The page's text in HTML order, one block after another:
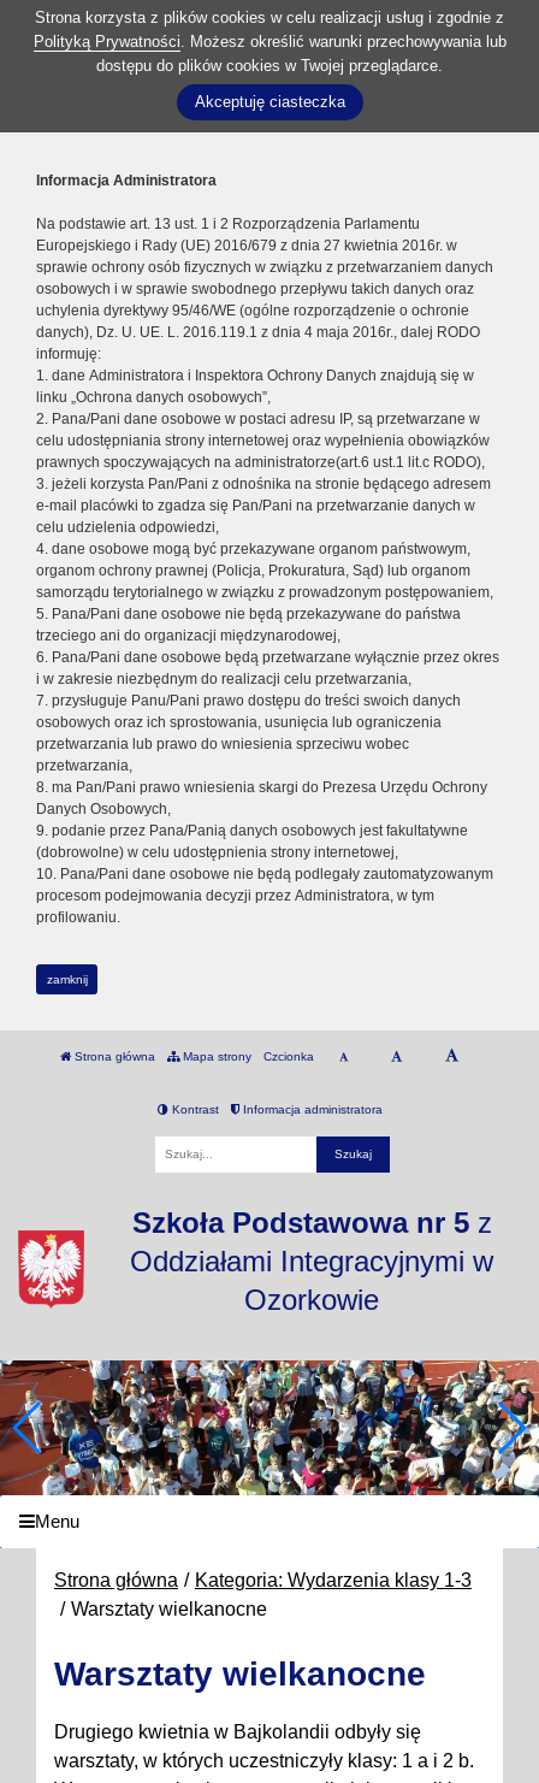
Strona korzysta z plików cookies w celu realizacji usług i zgodnie z
Polityką Prywatności. Możesz określić warunki przechowywania lub
dostępu do plików cookies w Twojej przeglądarce.
Akceptuję ciasteczka
Informacja Administratora
Na podstawie art. 13 ust. 1 i 2 Rozporządzenia Parlamentu
Europejskiego i Rady (UE) 2016/679 z dnia 27 kwietnia 2016r. w
sprawie ochrony osób fizycznych w związku z przetwarzaniem danych
osobowych i w sprawie swobodnego przepływu takich danych oraz
uchylenia dyrektywy 95/46/WE (ogólne rozporządzenie o ochronie
danych), Dz. U. UE. L. 2016.119.1 z dnia 4 maja 2016r., dalej RODO
informuję:
1. dane Administratora i Inspektora Ochrony Danych znajdują się w
linku „Ochrona danych osobowych”,
2. Pana/Pani dane osobowe w postaci adresu IP, są przetwarzane w
celu udostępniania strony internetowej oraz wypełnienia obowiązków
prawnych spoczywających na administratorze(art.6 ust.1 lit.c RODO),
3. jeżeli korzysta Pan/Pani z odnośnika na stronie będącego adresem
e-mail placówki to zgadza się Pan/Pani na przetwarzanie danych w
celu udzielenia odpowiedzi,
4. dane osobowe mogą być przekazywane organom państwowym,
organom ochrony prawnej (Policja, Prokuratura, Sąd) lub organom
samorządu terytorialnego w związku z prowadzonym postępowaniem,
5. Pana/Pani dane osobowe nie będą przekazywane do państwa
trzeciego ani do organizacji międzynarodowej,
6. Pana/Pani dane osobowe będą przetwarzane wyłącznie przez okres
i w zakresie niezbędnym do realizacji celu przetwarzania,
7. przysługuje Panu/Pani prawo dostępu do treści swoich danych
osobowych oraz ich sprostowania, usunięcia lub ograniczenia
przetwarzania lub prawo do wniesienia sprzeciwu wobec
przetwarzania,
8. ma Pan/Pani prawo wniesienia skargi do Prezesa Urzędu Ochrony
Danych Osobowych,
9. podanie przez Pana/Panią danych osobowych jest fakultatywne
(dobrowolne) w celu udostępnienia strony internetowej,
10. Pana/Pani dane osobowe nie będą podlegały zautomatyzowanym
procesom podejmowania decyzji przez Administratora, w tym
profilowaniu.
zamknij
Strona główna Mapa strony Czcionka
Kontrast Informacja administratora
Szkoła Podstawowa nr 5z
Oddziałami Integracyjnymi w
Ozorkowie
Menu
Strona główna
Kategoria: Wydarzenia klasy 1-3
Warsztaty wielkanocne
Warsztaty wielkanocne
Drugiego kwietnia w Bajkolandii odbyły się
warsztaty, w których uczestniczyły klasy: 1 a i 2 b.